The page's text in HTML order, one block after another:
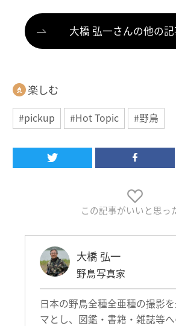
大橋 弘一さんの他の
楽しむ
#pickup #Hot Topic #野鳥
この記事がいいと思っ
大橋 弘一
野鳥写真家
日本の野鳥全種全亜種の撮影
マとし、図鑑・書籍・雑誌等